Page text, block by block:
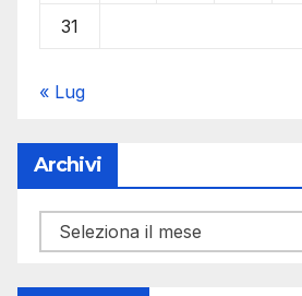
31
« Lug
Archivi
Archivi